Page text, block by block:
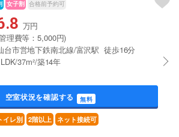
女子割 合格前予約可
万円
理費等：5,000円)
台市営地下鉄南北線/富沢駅 徒歩16分
37m²/築14年
空室状況を確認する 無料
イレ別 2階以上 ネット接続可